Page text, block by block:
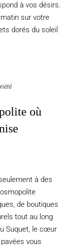
à vos désirs.
sur votre
dorés du soleil
où
à des
de boutiques
tout au long
Suquet, le cœur
vous